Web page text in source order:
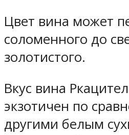
Цвет вина может
соломенного до
золотистого.
Вкус вина
экзотичен по
другими белым